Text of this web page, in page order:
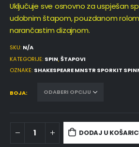
Uključuje sve osnovno za uspješan
udobnim štapom, pouzdanom
narančastim dizajnom.
SKU: N/A
KATEGORIJE: SPIN,ŠTAPOVI
OZNAKE: SHAKESPEARE MNSTR SPORKIT
BOJA
DODAJ U